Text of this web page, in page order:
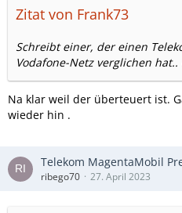
Zitat von Frank73
Schreibt einer, der einen
Vodafone-Netz verglichen
Na klar weil der überteuert ist.
wieder hin .
Telekom MagentaMobil
ribego70 27. April 2023